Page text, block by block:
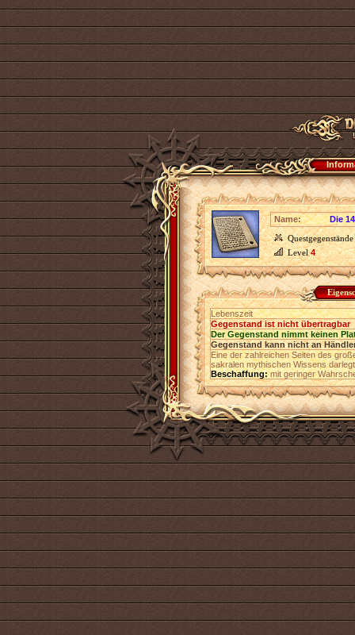
Name:
Die
Questgegenstände
Level4
Lebenszeit
Gegenstand ist nicht übertragbar
Der Gegenstand nimmt keinen
Gegenstand kann nicht an
Eine der zahlreichen Seiten des
sakralen mythischen Wissens
Beschaffung:mit geringer